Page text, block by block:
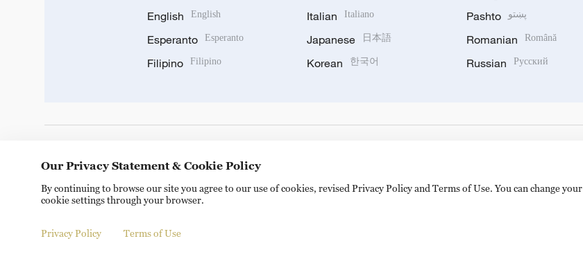
English English
Esperanto Esperanto
Filipino Filipino
Italian Italiano
Japanese 日本語
Korean 한국어
Pashto پښتو
Romanian Română
Russian Русский
© China Radio International.CRI. All Rights Reserved. 16A Shijingshan Road, Beijing, China. 100040
Our Privacy Statement & Cookie Policy
By continuing to browse our site you agree to our use of cookies, revised Privacy Policy and Terms of Use. You can change your
cookie settings through your browser.
Privacy Policy Terms of Use